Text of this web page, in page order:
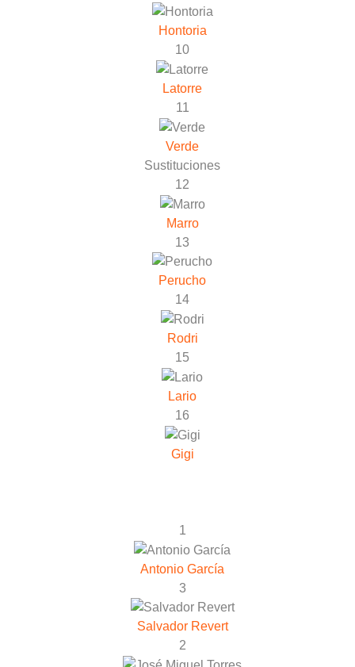
Hontoria
10
Latorre
11
Verde
Sustituciones
12
Marro
13
Perucho
14
Rodri
15
Lario
16
Gigi
1
Antonio García
3
Salvador Revert
2